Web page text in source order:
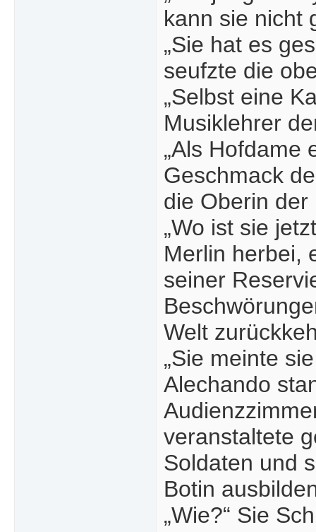
kann sie nicht
„Sie hat es
seufzte die
„Selbst eine
Musiklehrer
„Als Hofdame
Geschmack
die Oberin
„Wo ist sie
Merlin herbei,
seiner
Welt
„Sie meinte
Alechando
veranstaltete
Soldaten und
Botin
„Wie?“ Sie